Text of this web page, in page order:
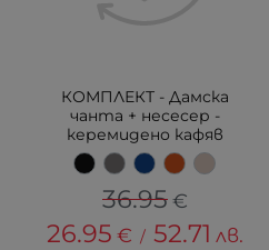
КОМПЛЕКТ - Дамска
чанта + несесер -
керемидено кафяв
36.95 €
26.95 € / 52.71 лв.